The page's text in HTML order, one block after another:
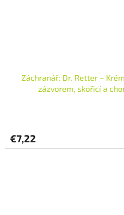
Záchranář: Dr. Retter –
zázvorem, skořicí a
€7,22